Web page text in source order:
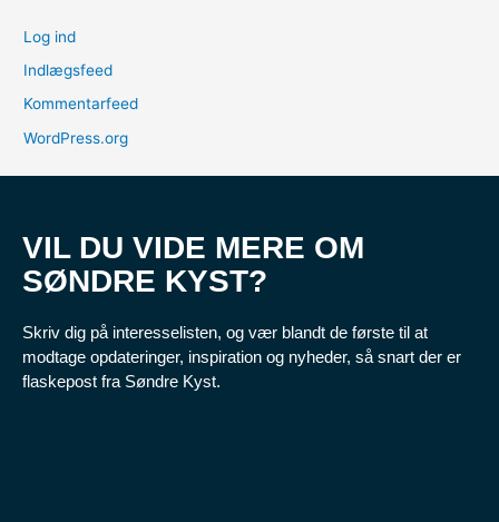
Log ind
Indlægsfeed
Kommentarfeed
WordPress.org
VIL DU VIDE MERE OM
SØNDRE KYST?
Skriv dig på interesselisten, og vær blandt de første til at
modtage opdateringer, inspiration og nyheder, så snart der er
flaskepost fra Søndre Kyst.